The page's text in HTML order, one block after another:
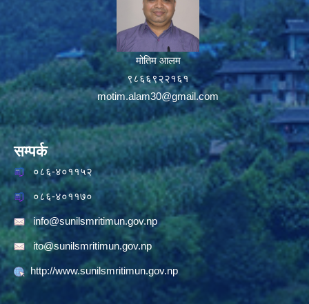
मोतिम आलम
९८६६९२२१६१
motim.alam30@gmail.com
सम्पर्क
०८६-४०११५२
०८६-४०११७०
info@sunilsmritimun.gov.np
ito@sunilsmritimun.gov.np
http://www.sunilsmritimun.gov.np